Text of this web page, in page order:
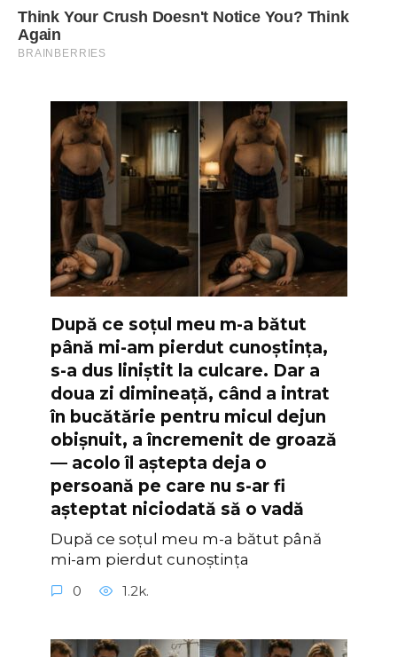
După ce soțul meu m-a bătut
până mi-am pierdut cunoștința,
s-a dus liniștit la culcare. Dar a
doua zi dimineață, când a intrat
în bucătărie pentru micul dejun
obișnuit, a încremenit de groază
— acolo îl aștepta deja o
persoană pe care nu s-ar fi
așteptat niciodată să o vadă
După ce soțul meu m-a bătut până
mi-am pierdut cunoștința
0 1.2k.